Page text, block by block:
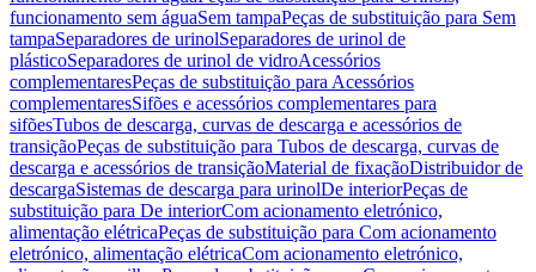
funcionamento sem águaSem tampaPeças de substituição para Sem
tampaSeparadores de urinolSeparadores de urinol de
plásticoSeparadores de urinol de vidroAcessórios
complementaresPeças de substituição para Acessórios
complementaresSifões e acessórios complementares para
sifõesTubos de descarga, curvas de descarga e acessórios de
transiçãoPeças de substituição para Tubos de descarga, curvas de
descarga e acessórios de transiçãoMaterial de fixaçãoDistribuidor de
descargaSistemas de descarga para urinolDe interiorPeças de
substituição para De interiorCom acionamento eletrónico,
alimentação elétricaPeças de substituição para Com acionamento
eletrónico, alimentação elétricaCom acionamento eletrónico,